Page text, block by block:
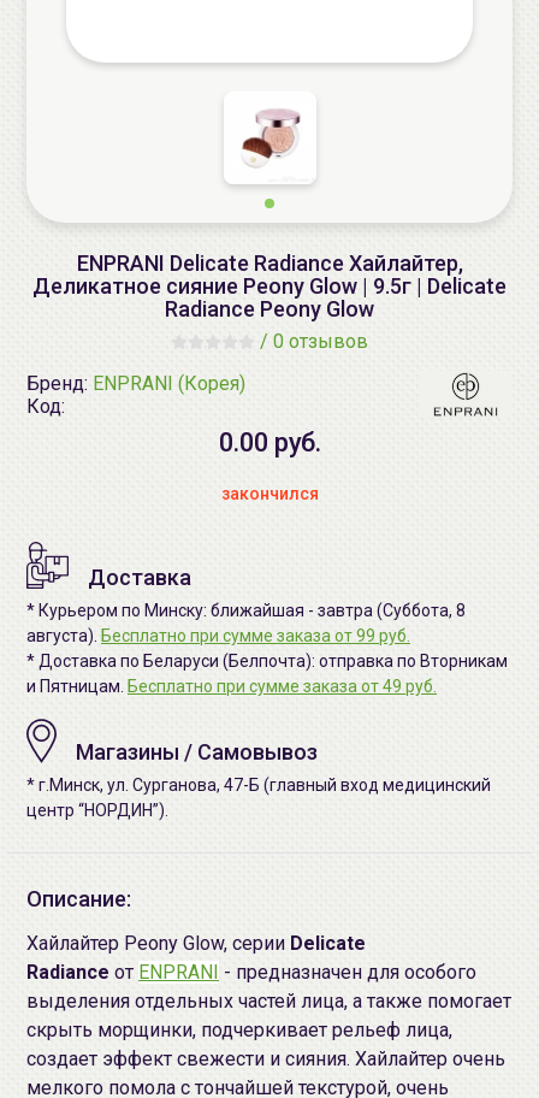
ENPRANI Delicate Radiance Хайлайтер,
Деликатное сияние Peony Glow | 9.5г | Delicate
Radiance Peony Glow
/ 0 отзывов
Бренд: ENPRANI (Корея)
Код:
0.00 руб.
закончился
Доставка
* Курьером по Минску: ближайшая - завтра (Суббота, 8
августа). Бесплатно при сумме заказа от 99 руб.
* Доставка по Беларуси (Белпочта): отправка по Вторникам
и Пятницам. Бесплатно при сумме заказа от 49 руб.
Магазины / Самовывоз
* г.Минск, ул. Сурганова, 47-Б (главный вход медицинский
центр “НОРДИН”).
Описание:
Хайлайтер Peony Glow, серии Delicate
Radiance от ENPRANI - предназначен для особого
выделения отдельных частей лица, а также помогает
скрыть морщинки, подчеркивает рельеф лица,
создает эффект свежести и сияния. Хайлайтер очень
мелкого помола с тончайшей текстурой, очень